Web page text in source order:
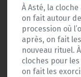
À Asté, la
on fait autour
procession où
après, on fait
nouveau rituel.
cloches pour les
on fait les